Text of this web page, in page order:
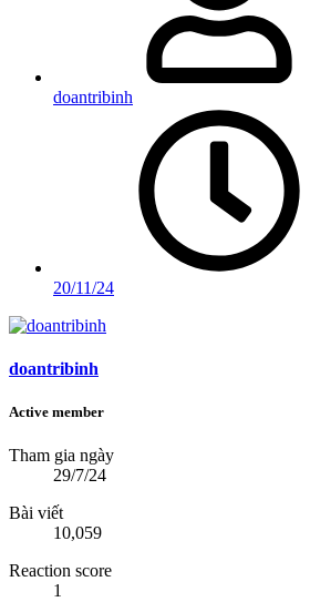
doantribinh
20/11/24
doantribinh
Active member
Tham gia ngày
29/7/24
Bài viết
10,059
Reaction score
1